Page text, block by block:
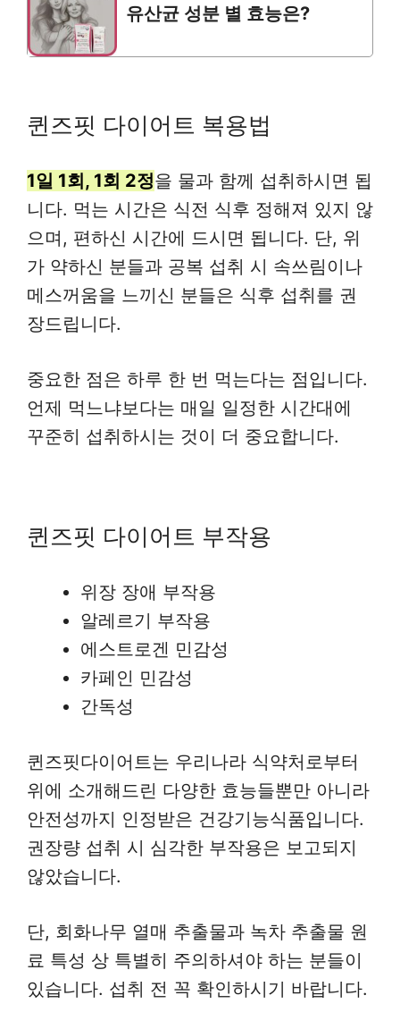
유산균 성분 별 효능은?
퀸즈핏 다이어트 복용법
1일 1회, 1회 2정을 물과 함께 섭취하시면 됩
니다. 먹는 시간은 식전 식후 정해져 있지 않
으며, 편하신 시간에 드시면 됩니다. 단, 위
가 약하신 분들과 공복 섭취 시 속쓰림이나
메스꺼움을 느끼신 분들은 식후 섭취를 권
장드립니다.
중요한 점은 하루 한 번 먹는다는 점입니다.
언제 먹느냐보다는 매일 일정한 시간대에
꾸준히 섭취하시는 것이 더 중요합니다.
퀸즈핏 다이어트 부작용
위장 장애 부작용
알레르기 부작용
에스트로겐 민감성
카페인 민감성
간독성
퀸즈핏다이어트는 우리나라 식약처로부터
위에 소개해드린 다양한 효능들뿐만 아니라
안전성까지 인정받은 건강기능식품입니다.
권장량 섭취 시 심각한 부작용은 보고되지
않았습니다.
단, 회화나무 열매 추출물과 녹차 추출물 원
료 특성 상 특별히 주의하셔야 하는 분들이
있습니다. 섭취 전 꼭 확인하시기 바랍니다.